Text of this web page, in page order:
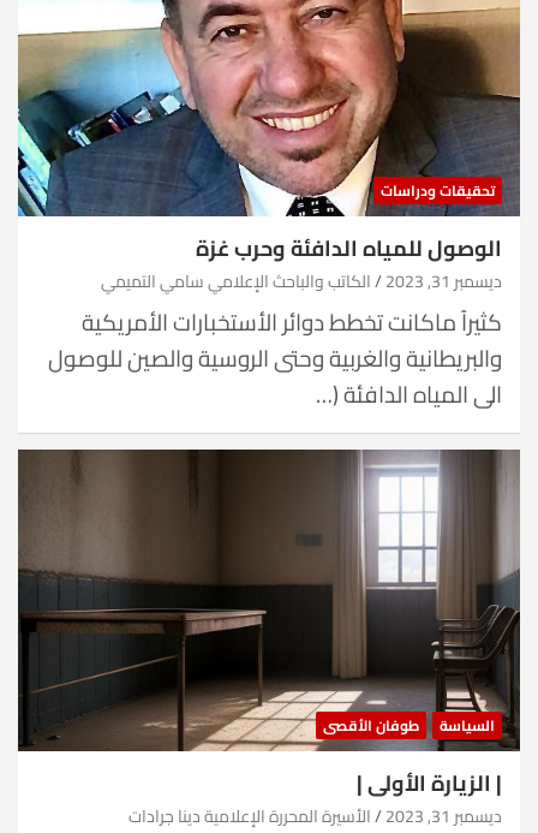
تحقيقات ودراسات
الوصول للمياه الدافئة وحرب غزة
ديسمبر 31, 2023 الكاتب والباحث الإعلامي سامي التميمي
كثيراً ماكانت تخطط دوائر الأستخبارات الأمريكية
والبريطانية والغربية وحتى الروسية والصين للوصول
الى المياه الدافئة (…
السياسة طوفان الأقصى
| الزيارة الأولى |
ديسمبر 31, 2023 الأسيرة المحررة الإعلامية دينا جرادات